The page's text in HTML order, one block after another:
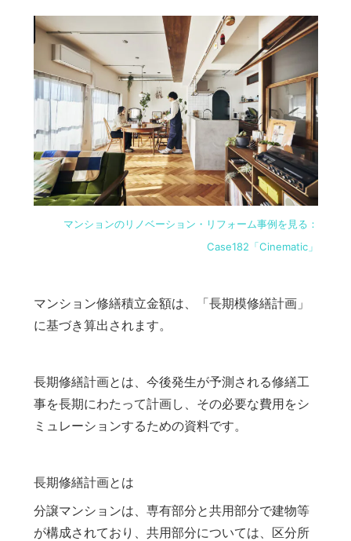
マンションのリノベーション・リフォーム事例を見る：
Case182「Cinematic」
マンション修繕積立金額は、「長期模修繕計画」
に基づき算出されます。
長期修繕計画とは、今後発生が予測される修繕工
事を長期にわたって計画し、その必要な費用をシ
ミュレーションするための資料です。
長期修繕計画とは
分譲マンションは、専有部分と共用部分で建物等
が構成されており、共用部分については、区分所